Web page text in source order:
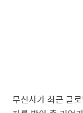
무신사가 최근 글